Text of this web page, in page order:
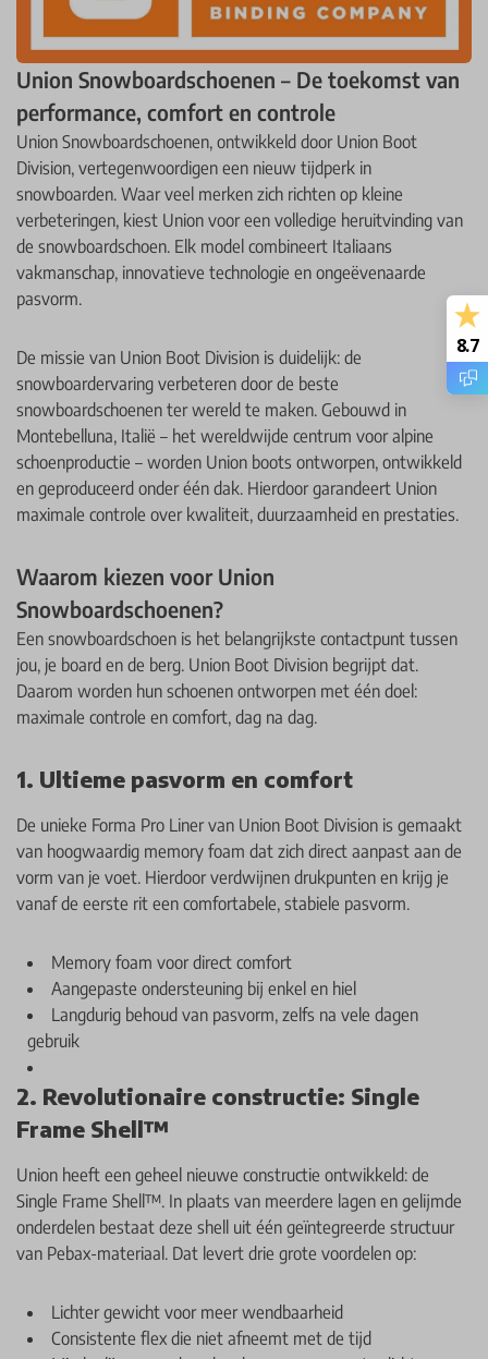
Union Snowboardschoenen – De toekomst van
performance, comfort en controle
Union Snowboardschoenen, ontwikkeld door Union Boot
Division, vertegenwoordigen een nieuw tijdperk in
snowboarden. Waar veel merken zich richten op kleine
verbeteringen, kiest Union voor een volledige heruitvinding van
de snowboardschoen. Elk model combineert Italiaans
vakmanschap, innovatieve technologie en ongeëvenaarde
pasvorm.
De missie van Union Boot Division is duidelijk: de
snowboardervaring verbeteren door de beste
snowboardschoenen ter wereld te maken. Gebouwd in
Montebelluna, Italië – het wereldwijde centrum voor alpine
schoenproductie – worden Union boots ontworpen, ontwikkeld
en geproduceerd onder één dak. Hierdoor garandeert Union
maximale controle over kwaliteit, duurzaamheid en prestaties.
Waarom kiezen voor Union
Snowboardschoenen?
Een snowboardschoen is het belangrijkste contactpunt tussen
jou, je board en de berg. Union Boot Division begrijpt dat.
Daarom worden hun schoenen ontworpen met één doel:
maximale controle en comfort, dag na dag.
1. Ultieme pasvorm en comfort
De unieke Forma Pro Liner van Union Boot Division is gemaakt
van hoogwaardig memory foam dat zich direct aanpast aan de
vorm van je voet. Hierdoor verdwijnen drukpunten en krijg je
vanaf de eerste rit een comfortabele, stabiele pasvorm.
Memory foam voor direct comfort
Aangepaste ondersteuning bij enkel en hiel
Langdurig behoud van pasvorm, zelfs na vele dagen
gebruik
2. Revolutionaire constructie: Single
Frame Shell™
Union heeft een geheel nieuwe constructie ontwikkeld: de
Single Frame Shell™. In plaats van meerdere lagen en gelijmde
onderdelen bestaat deze shell uit één geïntegreerde structuur
van Pebax-materiaal. Dat levert drie grote voordelen op:
Lichter gewicht voor meer wendbaarheid
Consistente flex die niet afneemt met de tijd
8.7